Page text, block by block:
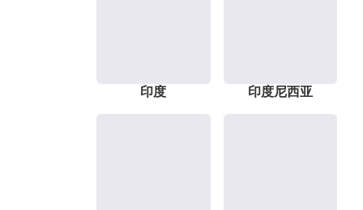
印度 印度尼西亚